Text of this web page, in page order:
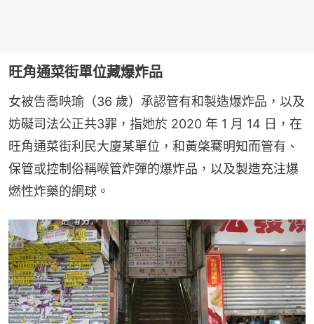
旺角通菜街單位藏爆炸品
女被告喬映瑜（36 歲）承認管有和製造爆炸品，以及
妨礙司法公正共3罪，指她於 2020 年 1 月 14 日，在
旺角通菜街利民大廈某單位，和黃棨騫明知而管有、
保管或控制俗稱喉管炸彈的爆炸品，以及製造充注爆
燃性炸藥的網球。